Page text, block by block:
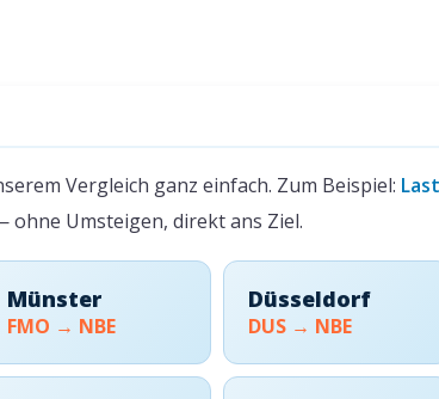
Vergleich ganz einfach. Zum Beispiel: Last
ohne Umsteigen, direkt ans Ziel.
Münster
FMO → NBE
Düsseldorf
DUS → NBE